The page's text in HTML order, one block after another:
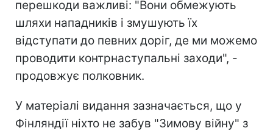
перешкоди важливі: "Вони обмежують
шляхи нападників і змушують їх
відступати до певних доріг, де ми можемо
проводити контрнаступальні заходи", -
продовжує полковник.
У матеріалі видання зазначається, що у
Фінляндії ніхто не забув "Зимову війну" з